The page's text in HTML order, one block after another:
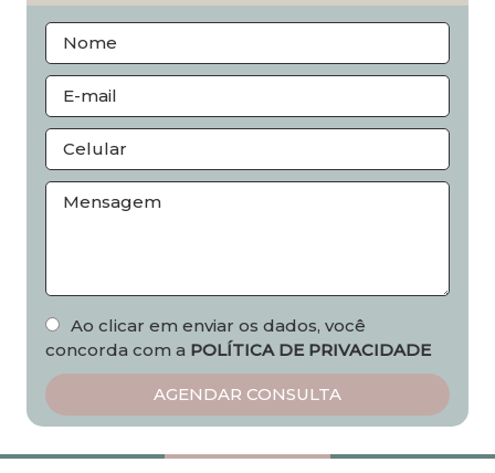
Ao clicar em enviar os dados, você
concorda com a POLÍTICA DE PRIVACIDADE